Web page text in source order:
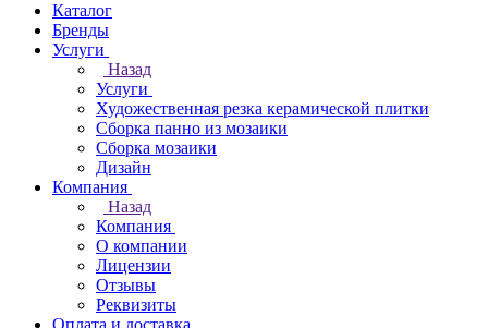
Каталог
Бренды
Услуги
Назад
Услуги
Художественная резка керамической плитки
Сборка панно из мозаики
Сборка мозаики
Дизайн
Компания
Назад
Компания
О компании
Лицензии
Отзывы
Реквизиты
Оплата и доставка